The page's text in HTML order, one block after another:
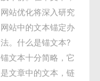
网站优化将深入研究
网站中的文本锚定办
法。什么是锚文本?
锚文本十分简略，它
是文章中的文本，链